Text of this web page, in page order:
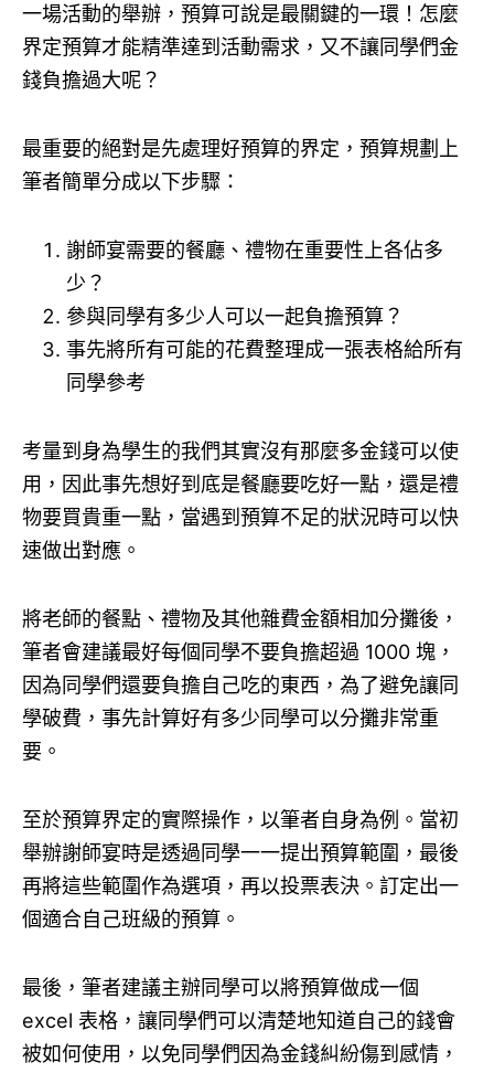
一場活動的舉辦，預算可說是最關鍵的一環！怎麼
界定預算才能精準達到活動需求，又不讓同學們金
錢負擔過大呢？
最重要的絕對是先處理好預算的界定，預算規劃上
筆者簡單分成以下步驟：
謝師宴需要的餐廳、禮物在重要性上各佔多
少？
參與同學有多少人可以一起負擔預算？
事先將所有可能的花費整理成一張表格給所有
同學參考
考量到身為學生的我們其實沒有那麼多金錢可以使
用，因此事先想好到底是餐廳要吃好一點，還是禮
物要買貴重一點，當遇到預算不足的狀況時可以快
速做出對應。
將老師的餐點、禮物及其他雜費金額相加分攤後，
筆者會建議最好每個同學不要負擔超過 1000 塊，
因為同學們還要負擔自己吃的東西，為了避免讓同
學破費，事先計算好有多少同學可以分攤非常重
要。
至於預算界定的實際操作，以筆者自身為例。當初
舉辦謝師宴時是透過同學一一提出預算範圍，最後
再將這些範圍作為選項，再以投票表決。訂定出一
個適合自己班級的預算。
最後，筆者建議主辦同學可以將預算做成一個
excel 表格，讓同學們可以清楚地知道自己的錢會
被如何使用，以免同學們因為金錢糾紛傷到感情，